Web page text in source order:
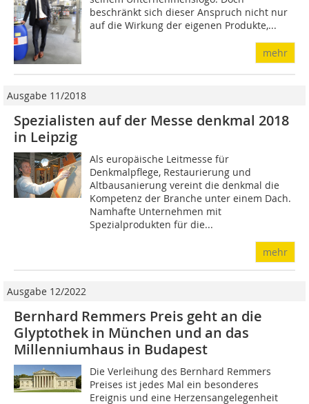
beschränkt sich dieser Anspruch nicht nur
auf die Wirkung der eigenen Produkte,...
mehr
Ausgabe 11/2018
Spezialisten auf der Messe denkmal 2018
in Leipzig
Als europäische Leitmesse für
Denkmalpflege, Restaurierung und
Altbausanierung vereint die denkmal die
Kompetenz der Branche unter einem Dach.
Namhafte Unternehmen mit
Spezialprodukten für die...
mehr
Ausgabe 12/2022
Bernhard Remmers Preis geht an die
Glyptothek in München und an das
Millenniumhaus in Budapest
Die Verleihung des Bernhard Remmers
Preises ist jedes Mal ein besonderes
Ereignis und eine Herzensangelegenheit